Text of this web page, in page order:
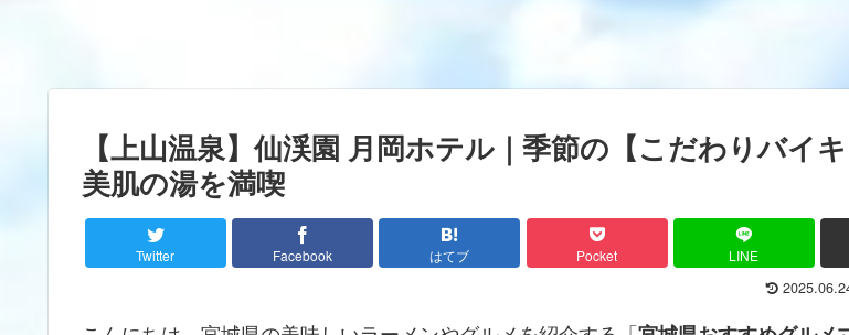
【上山温泉】仙渓園 月岡ホテル｜季節の【こだわりバイ
美肌の湯を満喫
Twitter Facebook はてブ Pocket LINE